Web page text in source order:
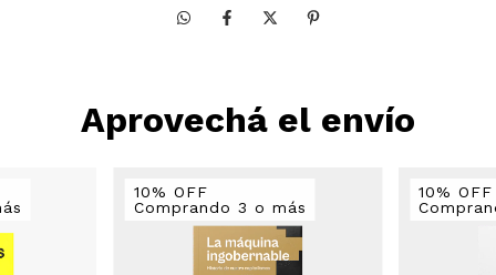
Aprovechá el envío
10% OFF
Comprando 3 o más
10% OFF